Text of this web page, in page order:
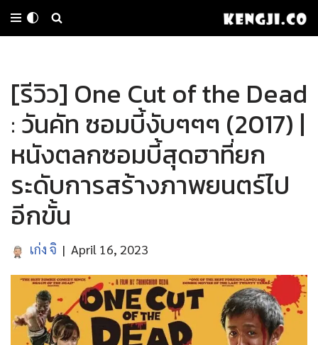
Skip
content
[รีวิว] One Cut of the Dead
: วันคัท ซอมบี้งับๆๆๆ (2017) |
หนังตลกซอมบี้สุดฮาที่ยก
ระดับการสร้างภาพยนตร์ไป
อีกขั้น
เก่ง จิ April 16, 2023